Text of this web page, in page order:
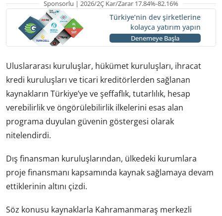
Sponsorlu | 2026/2Ç Kar/Zarar 17.84%-82.16%
Türkiye’nin dev şirketlerine
kolayca yatırım yapın
Denemeye Başla
Uluslararası kuruluşlar, hükümet kuruluşları, ihracat
kredi kuruluşları ve ticari kreditörlerden sağlanan
kaynakların Türkiye’ye ve şeffaflık, tutarlılık, hesap
verebilirlik ve öngörülebilirlik ilkelerini esas alan
programa duyulan güvenin göstergesi olarak
nitelendirdi.
Dış finansman kuruluşlarından, ülkedeki kurumlara
proje finansmanı kapsamında kaynak sağlamaya devam
ettiklerinin altını çizdi.
Söz konusu kaynaklarla Kahramanmaraş merkezli